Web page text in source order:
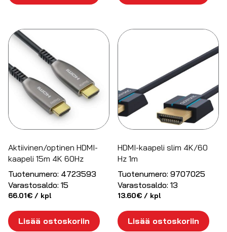
Aktiivinen/optinen HDMI-
kaapeli 15m 4K 60Hz
Tuotenumero: 4723593
Varastosaldo: 15
66.01€ / kpl
Lisää ostoskoriin
HDMI-kaapeli slim 4K/60
Hz 1m
Tuotenumero: 9707025
Varastosaldo: 13
13.60€ / kpl
Lisää ostoskoriin